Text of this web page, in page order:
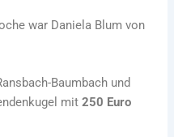
war Daniela Blum von
Baumbach und
mit250 Euro